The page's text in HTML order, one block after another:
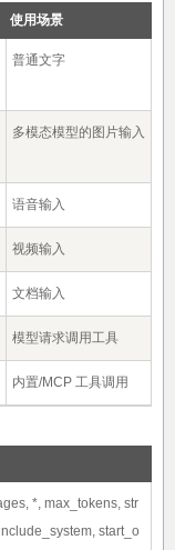
使用场景
普通文字
多模态模型的图片输入
语音输入
视频输入
文档输入
模型请求调用工具
内置/MCP 工具调用
*, max_tokens, str
start_o